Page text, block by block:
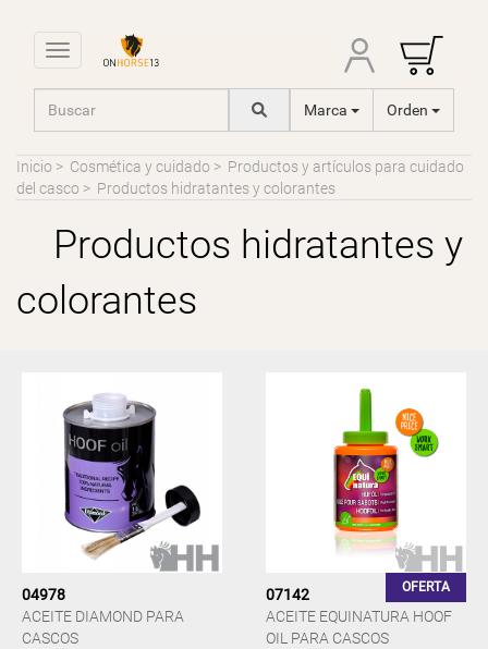
Toggle navigation
Marca Orden
Inicio > Cosmética y cuidado > Productos y artículos para cuidado
del casco > Productos hidratantes y colorantes
Productos hidratantes y
colorantes
04978
ACEITE DIAMOND PARA
CASCOS
07142 OFERTA
ACEITE EQUINATURA HOOF
OIL PARA CASCOS